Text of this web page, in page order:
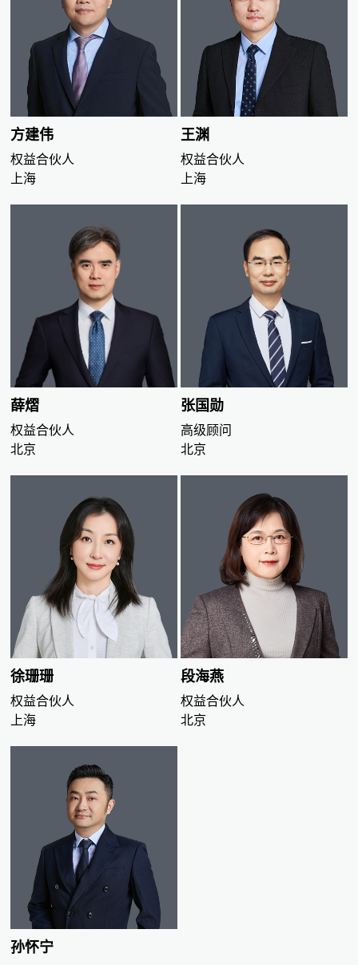
方建伟
权益合伙人
上海
王渊
权益合伙人
上海
薛熠
权益合伙人
北京
张国勋
高级顾问
北京
徐珊珊
权益合伙人
上海
段海燕
权益合伙人
北京
孙怀宁